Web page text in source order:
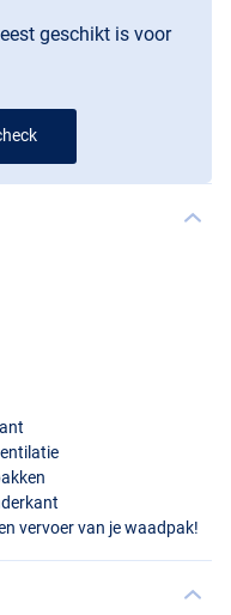
geschikt is voor
vervoer van je waadpak!